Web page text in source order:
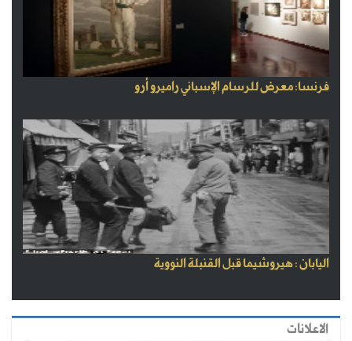
فرنسا: معرض للرسام الإسباني راميرو أرو
اليابان : هيروشيما قبل القنبلة النووية
الاعلانات